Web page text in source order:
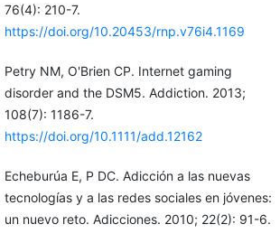
76(4): 210-7.
https://doi.org/10.20453/rnp.v76i4.1169
Petry NM, O'Brien CP. Internet gaming
disorder and the DSM5. Addiction. 2013;
108(7): 1186-7.
https://doi.org/10.1111/add.12162
Echeburúa E, P DC. Adicción a las nuevas
tecnologías y a las redes sociales en jóvenes:
un nuevo reto. Adicciones. 2010; 22(2): 91-6.